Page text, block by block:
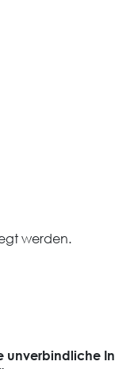
werden.